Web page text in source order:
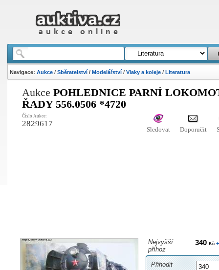
Navigace: Aukce/ Sběratelství/ Modelářství/ Vlaky a koleje/ Literatura
Aukce POHLEDNICE PARNÍ
ŘADY 556.0506 *4720
Číslo Aukce:
2829617
Sledovat Doporučit
Nejvyšší
příhoz
340 Kč+
Přihodit